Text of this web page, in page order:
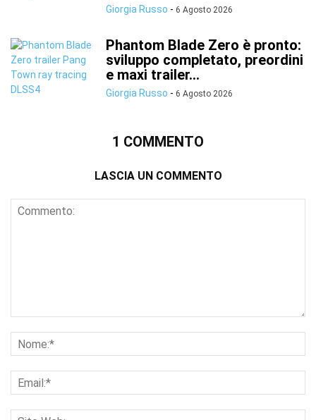
Giorgia Russo - 6 Agosto 2026
Phantom Blade Zero è pronto:
sviluppo completato, preordini
e maxi trailer...
Giorgia Russo - 6 Agosto 2026
1 COMMENTO
LASCIA UN COMMENTO